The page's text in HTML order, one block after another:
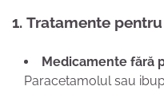
1. Tratamente
Medicamente fără
Paracetamolul sau